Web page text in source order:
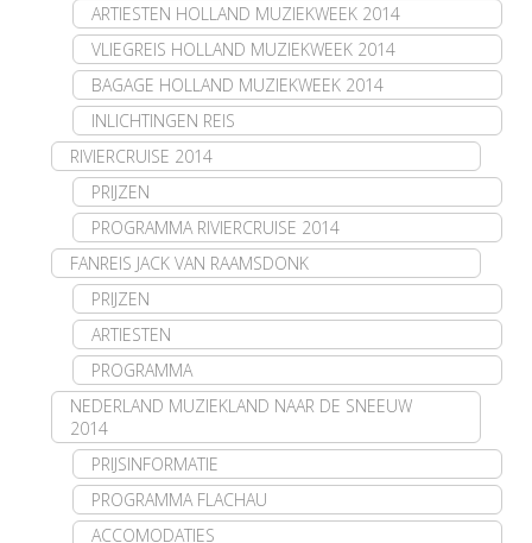
ARTIESTEN HOLLAND MUZIEKWEEK 2014
VLIEGREIS HOLLAND MUZIEKWEEK 2014
BAGAGE HOLLAND MUZIEKWEEK 2014
INLICHTINGEN REIS
RIVIERCRUISE 2014
PRIJZEN
PROGRAMMA RIVIERCRUISE 2014
FANREIS JACK VAN RAAMSDONK
PRIJZEN
ARTIESTEN
PROGRAMMA
NEDERLAND MUZIEKLAND NAAR DE SNEEUW
2014
PRIJSINFORMATIE
PROGRAMMA FLACHAU
ACCOMODATIES